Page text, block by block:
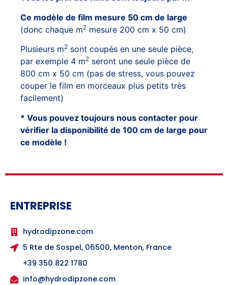
Ce modèle de film mesure 50 cm de large
(donc chaque m2 mesure 200 cm x 50 cm)
Plusieurs m2 sont coupés en une seule pièce,
par exemple 4 m2 seront une seule pièce de
800 cm x 50 cm (pas de stress, vous pouvez
couper le film en morceaux plus petits très
facilement)
* Vous pouvez toujours nous contacter pour
vérifier la disponibilité de 100 cm de large pour
ce modèle !
ENTREPRISE
hydrodipzone.com
5 Rte de Sospel, 06500, Menton, France
+39 350 822 1780
info@hydrodipzone.com